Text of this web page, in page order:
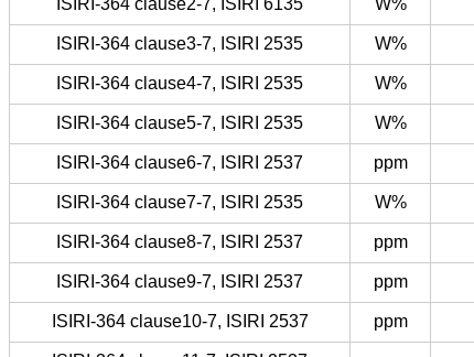
%W
ISIRI-364 clause3-7, ISIRI 2535
%W
ISIRI-364 clause4-7, ISIRI 2535
%W
ISIRI-364 clause5-7, ISIRI 2535
ppm
ISIRI-364 clause6-7, ISIRI 2537
%W
ISIRI-364 clause7-7, ISIRI 2535
ppm
ISIRI-364 clause8-7, ISIRI 2537
ppm
ISIRI-364 clause9-7, ISIRI 2537
ppm
ISIRI-364 clause10-7, ISIRI 2537